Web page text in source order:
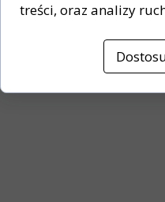
treści, oraz analizy